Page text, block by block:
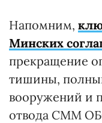
Напомним,
Минских
прекращение
тишины,
вооружений и
отвода СММ